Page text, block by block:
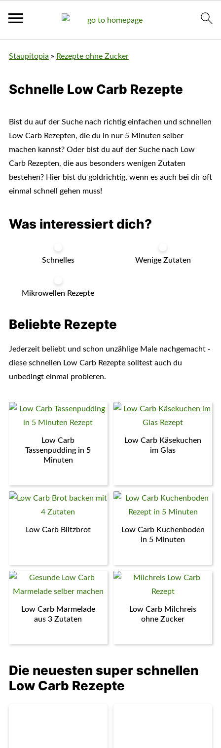
Staupitopia » Rezepte ohne Zucker
Schnelle Low Carb Rezepte
Bist du auf der Suche nach richtig einfachen und schnellen
Low Carb Rezepten, die du in nur 5 Minuten selber
machen kannst? Oder bist du auf der Suche nach Low
Carb Rezepten, die aus besonders wenigen Zutaten
bestehen? Hier bist du goldrichtig, wenn es auch bei dir oft
einmal schnell gehen muss!
Was interessiert dich?
Schnelles Wenige Zutaten
Mikrowellen Rezepte
Beliebte Rezepte
Jederzeit beliebt und schon unzählige Male nachgemacht -
diese schnellen Low Carb Rezepte solltest auch du
unbedingt einmal probieren.
Low Carb
Tassenpudding in 5
Minuten
Low Carb Käsekuchen
im Glas
Low Carb Blitzbrot
Low Carb Kuchenboden
in 5 Minuten
Low Carb Marmelade
aus 3 Zutaten
Low Carb Milchreis
ohne Zucker
Die neuesten super schnellen
Low Carb Rezepte